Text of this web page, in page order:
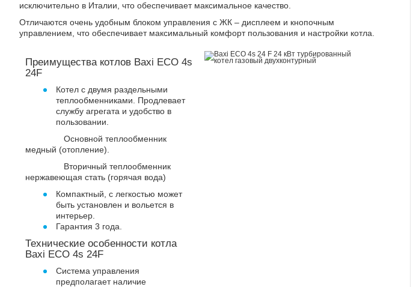
исключительно в Италии, что обеспечивает максимальное качество.
Отличаются очень удобным блоком управления с ЖК – дисплеем и кнопочным
управлением, что обеспечивает максимальный комфорт пользования и настройки котла.
Преимущества котлов Baxi ECO 4s
24F
Котел с двумя раздельными
теплообменниками. Продлевает
службу агрегата и удобство в
пользовании.
Основной теплообменник
медный (отопление).
Вторичный теплообменник
нержавеющая стать (горячая вода)
Компактный, с легкостью может
быть установлен и вольется в
интерьер.
Гарантия 3 года.
Технические особенности котла
Baxi ECO 4s 24F
Система управления
предполагает наличие